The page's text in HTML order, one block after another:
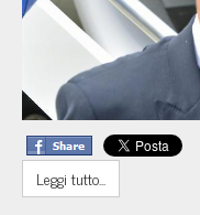
Leggi tutto...